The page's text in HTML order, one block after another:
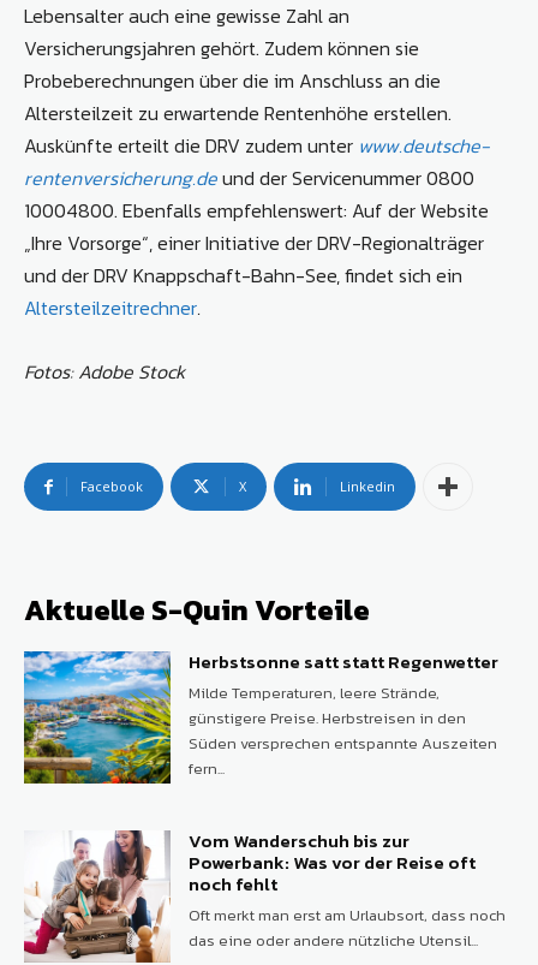
Lebensalter auch eine gewisse Zahl an
Versicherungsjahren gehört. Zudem können sie
Probeberechnungen über die im Anschluss an die
Altersteilzeit zu erwartende Rentenhöhe erstellen.
Auskünfte erteilt die DRV zudem unter www.deutsche­
rentenversicherung.deund der Servicenummer 0800
10004800. Ebenfalls empfehlenswert: Auf der Website
„Ihre Vorsorge“, einer Initiative der DRV-Regionalträger
und der DRV Knappschaft-Bahn-See, findet sich ein
Altersteilzeitrechner.
Fotos: Adobe Stock
Facebook X Linkedin
Aktuelle S-Quin Vorteile
Herbstsonne satt statt Regenwetter
Milde Temperaturen, leere Strände,
günstigere Preise. Herbstreisen in den
Süden versprechen entspannte Auszeiten
fern...
Vom Wanderschuh bis zur
Powerbank: Was vor der Reise oft
noch fehlt
Oft merkt man erst am Urlaubsort, dass noch
das eine oder andere nützliche Utensil...